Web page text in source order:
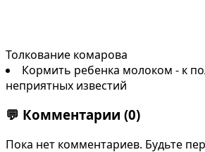
Толкование комарова
Кормить ребенка молоком - к
неприятных известий
💬 Комментарии (0)
Пока нет комментариев. Будьте